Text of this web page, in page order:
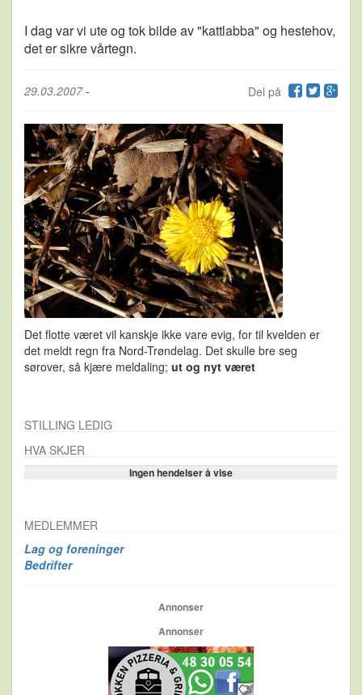
I dag var vi ute og tok bilde av "kattlabba" og hestehov,
det er sikre vårtegn.
Del på
29.03.2007-
Det flotte været vil kanskje ikke vare evig, for til kvelden er
det meldt regn fra Nord-Trøndelag. Det skulle bre seg
sørover, så kjære meldaling; ut og nyt været
STILLING LEDIG
HVA SKJER
Ingen hendelser å vise
Se flere…
MEDLEMMER
Lag og foreninger
Bedrifter
Annonser
Annonser